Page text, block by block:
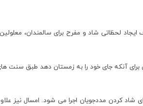
لحظاتی شاد و مفرح برای سالمندان، معلولین
آنکه جای خود را به زمستان دهد طبق سنت های
کردن مددجویان اجرا می شود. امسال نیز